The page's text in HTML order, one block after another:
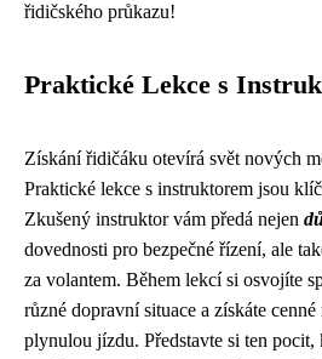
řidičského průkazu!
Praktické Lekce s
Získání řidičáku otevírá svět nových
Praktické lekce s instruktorem jsou
Zkušený instruktor vám předá nejen
dovednosti pro bezpečné řízení, ale
za volantem. Během lekcí si osvojíte
různé dopravní situace a získáte
plynulou jízdu. Představte si ten pocit,